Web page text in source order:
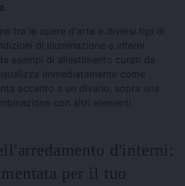
.
tra le opere d'arte e diversi tipi di
di illuminazione e interni.
esempi di allestimento curati da
immediatamente come
accanto a un divano, sopra una
con altri elementi
d'interni:
per il tuo